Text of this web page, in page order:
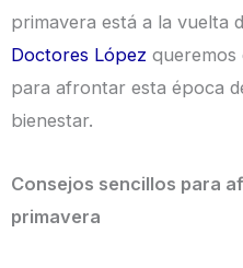
primavera está a la vuelta
Doctores López queremos
para afrontar esta época
bienestar.
Consejos sencillos para
primavera